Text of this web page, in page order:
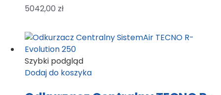
5042,00 zł
Szybki podgląd
Dodaj do koszyka